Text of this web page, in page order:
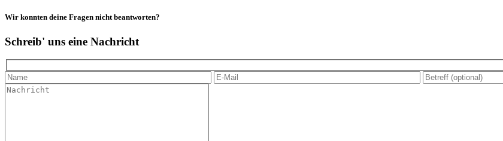
Wir konnten deine Fragen nicht beantworten?
Schreib' uns eine Nachricht
Please leave this field empty.